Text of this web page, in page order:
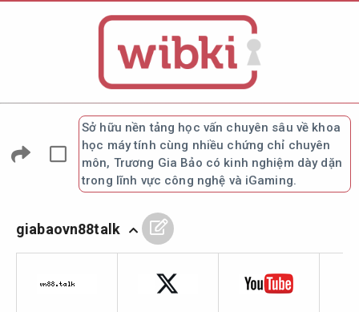
Sở hữu nền tảng học vấn chuyên sâu về khoa
học máy tính cùng nhiều chứng chỉ chuyên
môn, Trương Gia Bảo có kinh nghiệm dày dặn
trong lĩnh vực công nghệ và iGaming.
giabaovn88talk